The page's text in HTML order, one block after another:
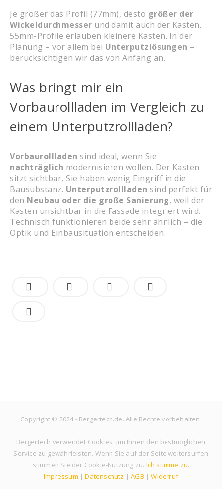
Je größer das Profil (77mm), desto größer der
Wickeldurchmesser und damit auch der Kasten.
55mm-Profile erlauben kleinere Kästen. In der
Planung – vor allem bei Unterputzlösungen –
berücksichtigen wir das von Anfang an.
Was bringt mir ein
Vorbaurollladen im Vergleich zu
einem Unterputzrollladen?
Vorbaurollladen sind ideal, wenn Sie
nachträglich modernisieren wollen. Der Kasten
sitzt sichtbar, Sie haben wenig Eingriff in die
Bausubstanz. Unterputzrollladen sind perfekt für
den Neubau oder die große Sanierung, weil der
Kasten unsichtbar in die Fassade integriert wird.
Technisch funktionieren beide sehr ähnlich – die
Optik und Einbausituation entscheiden.
Copyright © 2024 - Bergertech.de. Alle Rechte vorbehalten.
Bergertech verwendet Cookies, um Ihnen den bestmöglichen
Service zu gewährleisten. Wenn Sie auf der Seite weitersurfen
stimmen Sie der Cookie-Nutzung zu. Ich stimme zu.
Impressum |Datenschutz |AGB |Widerruf